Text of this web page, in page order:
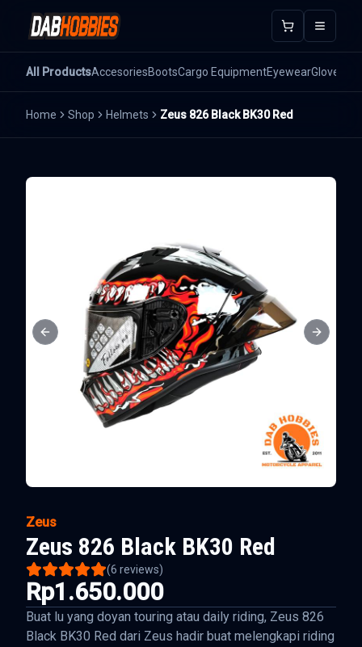
Open
All ProductsAccesoriesBootsCargo EquipmentEyewearGloves
Home Shop Helmets Zeus 826 Black BK30 Red
Previous slide Next
Zeus
Zeus 826 Black BK30 Red
(6 reviews)
Rp1.650.000
Buat lu yang doyan touring atau daily riding, Zeus 826
Black BK30 Red dari Zeus hadir buat melengkapi riding